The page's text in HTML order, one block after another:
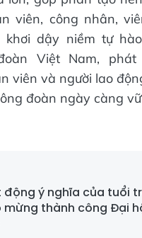
viên, công nhân,
khơi dậy niềm tự
Việt Nam,
viên và người lao
đoàn ngày càng
động ý nghĩa của tuổi
mừng thành công Đại